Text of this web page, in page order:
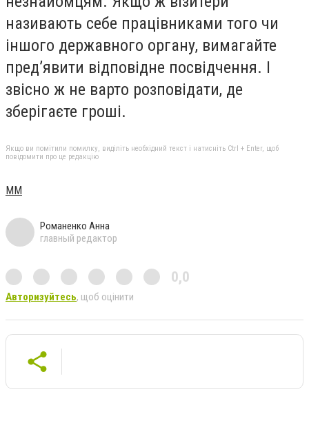
називають себе працівниками того чи
іншого державного органу, вимагайте
пред’явити відповідне посвідчення. І
звісно ж не варто розповідати, де
зберігаєте гроші.
Якщо ви помітили помилку, виділіть необхідний текст і натисніть Ctrl + Enter, щоб
повідомити про це редакцію
ММ
Романенко Анна
главный редактор
0,0
Авторизуйтесь, щоб оцінити